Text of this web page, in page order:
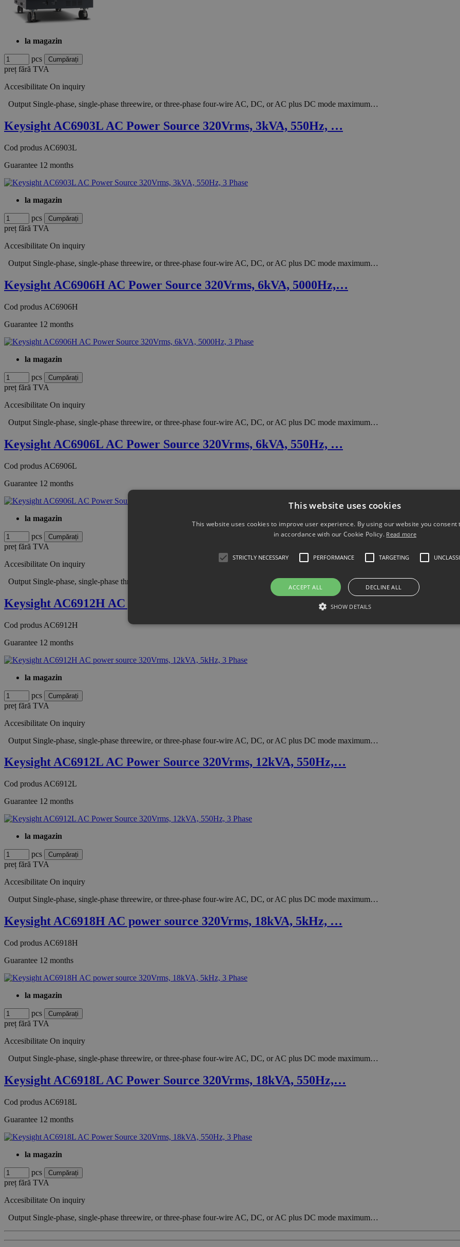
la magazin
pcs
preț fără TVA
Accesibilitate On inquiry
Output Single-phase, single-phase threewire, or three-phase four-wire AC, DC, or AC plus DC mode maximum…
Keysight AC6903L AC Power Source 320Vrms, 3kVA, 550Hz, …
Cod produs AC6903L
Guarantee 12 months
la magazin
pcs
preț fără TVA
Accesibilitate On inquiry
Output Single-phase, single-phase threewire, or three-phase four-wire AC, DC, or AC plus DC mode maximum…
Keysight AC6906H AC Power Source 320Vrms, 6kVA, 5000Hz,…
Cod produs AC6906H
Guarantee 12 months
la magazin
pcs
preț fără TVA
Accesibilitate On inquiry
Output Single-phase, single-phase threewire, or three-phase four-wire AC, DC, or AC plus DC mode maximum…
Keysight AC6906L AC Power Source 320Vrms, 6kVA, 550Hz, …
Cod produs AC6906L
Guarantee 12 months
la magazin
pcs
preț fără TVA
Accesibilitate On inquiry
Output Single-phase, single-phase threewire, or three-phase four-wire AC, DC, or AC plus DC mode maximum…
Keysight AC6912H AC power source 320Vrms, 12kVA, 5kHz, …
Cod produs AC6912H
Guarantee 12 months
la magazin
pcs
preț fără TVA
Accesibilitate On inquiry
Output Single-phase, single-phase threewire, or three-phase four-wire AC, DC, or AC plus DC mode maximum…
Keysight AC6912L AC Power Source 320Vrms, 12kVA, 550Hz,…
Cod produs AC6912L
Guarantee 12 months
la magazin
pcs
preț fără TVA
Accesibilitate On inquiry
Output Single-phase, single-phase threewire, or three-phase four-wire AC, DC, or AC plus DC mode maximum…
Keysight AC6918H AC power source 320Vrms, 18kVA, 5kHz, …
Cod produs AC6918H
Guarantee 12 months
la magazin
pcs
preț fără TVA
Accesibilitate On inquiry
Output Single-phase, single-phase threewire, or three-phase four-wire AC, DC, or AC plus DC mode maximum…
Keysight AC6918L AC Power Source 320Vrms, 18kVA, 550Hz,…
Cod produs AC6918L
Guarantee 12 months
la magazin
pcs
preț fără TVA
Accesibilitate On inquiry
Output Single-phase, single-phase threewire, or three-phase four-wire AC, DC, or AC plus DC mode maximum…
This website uses cookies
This website uses cookies to improve user experience. By using our website you consent
in accordance with our Cookie Policy. Read more
STRICTLY NECESSARY PERFORMANCE TARGETING
ACCEPT ALL DECLINE ALL
SHOW DETAILS